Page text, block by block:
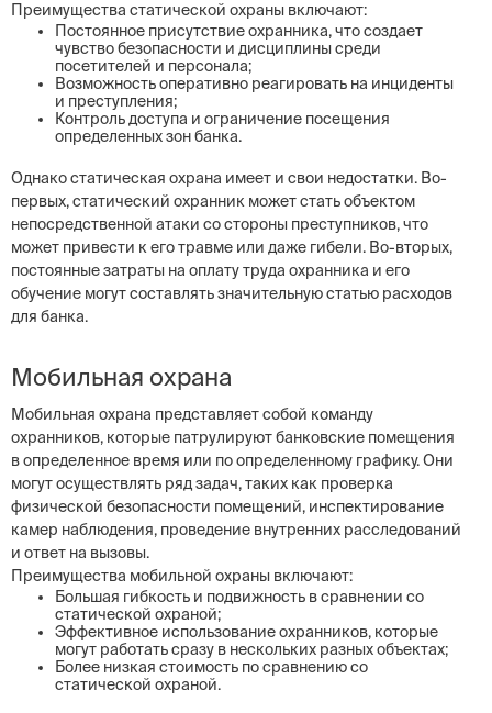
Преимущества статической охраны включают:
Постоянное присутствие охранника, что создает
чувство безопасности и дисциплины среди
посетителей и персонала;
Возможность оперативно реагировать на инциденты
и преступления;
Контроль доступа и ограничение посещения
определенных зон банка.
Однако статическая охрана имеет и свои недостатки. Во-
первых, статический охранник может стать объектом
непосредственной атаки со стороны преступников, что
может привести к его травме или даже гибели. Во-вторых,
постоянные затраты на оплату труда охранника и его
обучение могут составлять значительную статью расходов
для банка.
Мобильная охрана
Мобильная охрана представляет собой команду
охранников, которые патрулируют банковские помещения
в определенное время или по определенному графику. Они
могут осуществлять ряд задач, таких как проверка
физической безопасности помещений, инспектирование
камер наблюдения, проведение внутренних расследований
и ответ на вызовы.
Преимущества мобильной охраны включают:
Большая гибкость и подвижность в сравнении со
статической охраной;
Эффективное использование охранников, которые
могут работать сразу в нескольких разных объектах;
Более низкая стоимость по сравнению со
статической охраной.